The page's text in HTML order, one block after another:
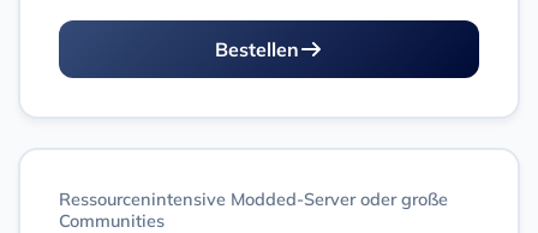
Bestellen
Ressourcenintensive Modded-Server oder große
Communities